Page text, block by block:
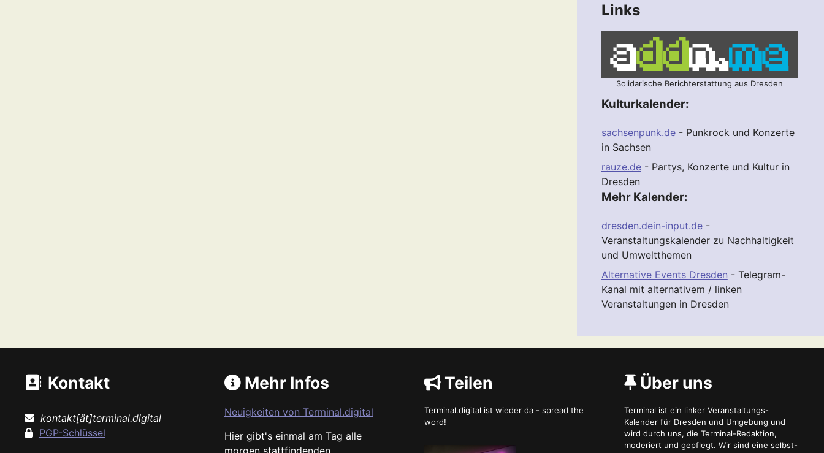
Links
Solidarische Berichterstattung aus Dresden
Kulturkalender:
sachsenpunk.de- Punkrock und Konzerte
in Sachsen
rauze.de- Partys, Konzerte und Kultur in
Dresden
Mehr Kalender:
dresden.dein-input.de-
Veranstaltungskalender zu Nachhaltigkeit
und Umweltthemen
Alternative Events Dresden - Telegram-
Kanal mit alternativem / linken
Veranstaltungen in Dresden
Kontakt
kontakt[ät]terminal.digital
PGP-Schlüssel
Mehr Infos
Neuigkeiten von Terminal.digital
Hier gibt's einmal am Tag alle
morgen stattfindenden
Teilen
Terminal.digital ist wieder da - spread the
word!
Über uns
Terminal ist ein linker Veranstaltungs-
Kalender für Dresden und Umgebung und
wird durch uns, die Terminal-Redaktion,
moderiert und gepflegt. Wir sind eine selbst-